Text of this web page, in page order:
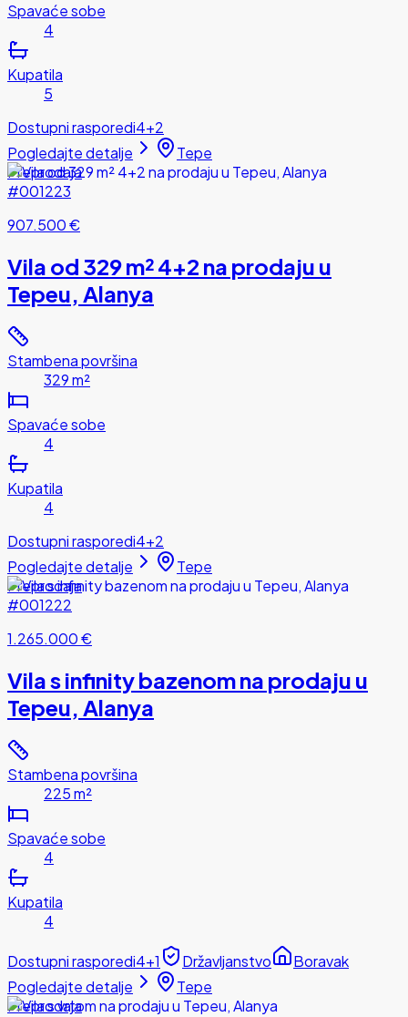
Spavaće sobe
4
Kupatila
5
Dostupni rasporedi4+2
Pogledajte detalje
Tepe
Preprodaja
#001223
907.500 €
Vila od 329 m² 4+2 na prodaju u
Tepeu, Alanya
Stambena površina
329 m²
Spavaće sobe
4
Kupatila
4
Dostupni rasporedi4+2
Pogledajte detalje
Tepe
Preprodaja
#001222
1.265.000 €
Vila s infinity bazenom na prodaju u
Tepeu, Alanya
Stambena površina
225 m²
Spavaće sobe
4
Kupatila
4
Dostupni rasporedi4+1 Državljanstvo
Boravak
Pogledajte detalje
Tepe
Preprodaja